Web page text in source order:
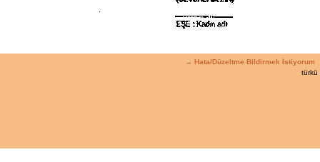
→ Hata/Düzeltme Bildirmek İstiyorum
türkü